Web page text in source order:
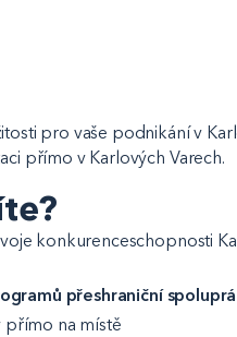
pro vaše podnikání v
přímo v Karlových Varech.
konkurenceschopnosti
přeshraniční
na místě